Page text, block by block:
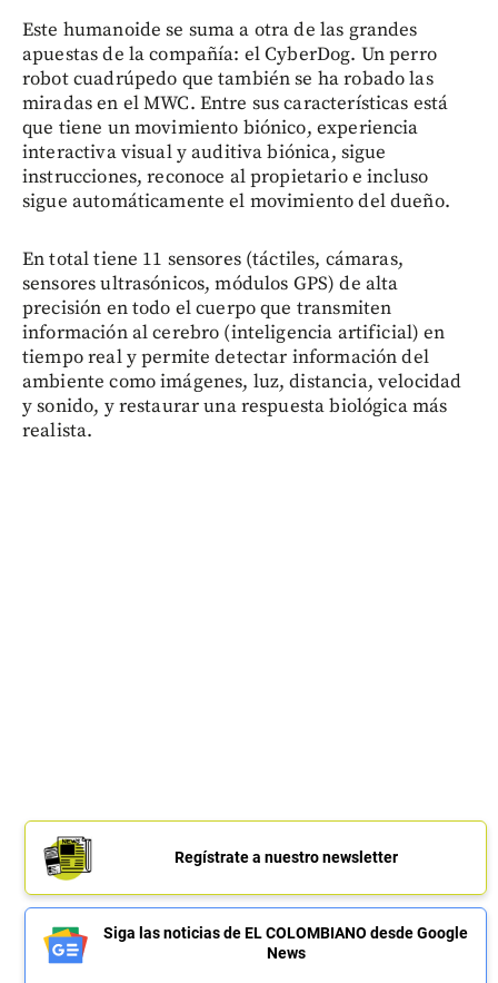
Este humanoide se suma a otra de las grandes
apuestas de la compañía: el CyberDog. Un perro
robot cuadrúpedo que también se ha robado las
miradas en el MWC. Entre sus características está
que tiene un movimiento biónico, experiencia
interactiva visual y auditiva biónica, sigue
instrucciones, reconoce al propietario e incluso
sigue automáticamente el movimiento del dueño.
En total tiene 11 sensores (táctiles, cámaras,
sensores ultrasónicos, módulos GPS) de alta
precisión en todo el cuerpo que transmiten
información al cerebro (inteligencia artificial) en
tiempo real y permite detectar información del
ambiente como imágenes, luz, distancia, velocidad
y sonido, y restaurar una respuesta biológica más
realista.
Regístrate a nuestro newsletter
Siga las noticias de EL COLOMBIANO desde Google
News